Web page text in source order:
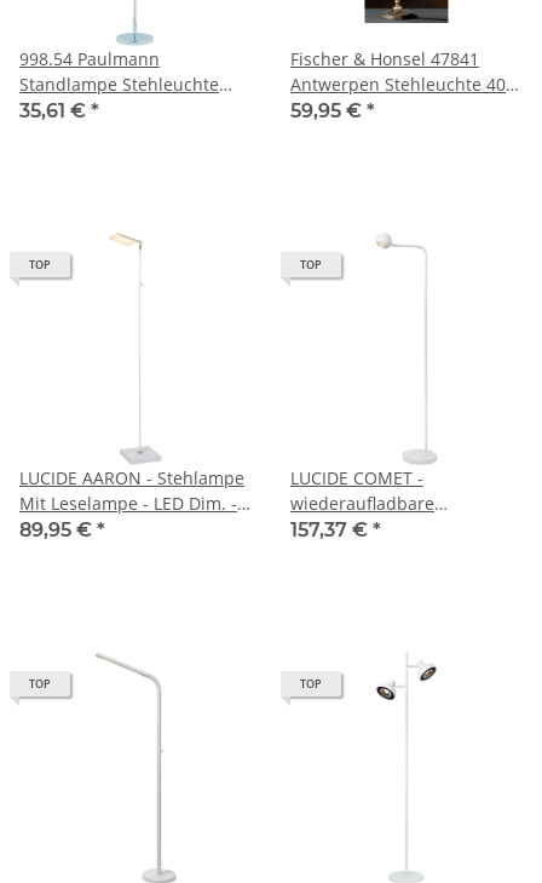
998.54 Paulmann
Standlampe Stehleuchte
Living Monza 1,6m 2x15W
35,61 € *
Fischer & Honsel 47841
Antwerpen Stehleuchte 40W
E27 Altmessing Alabaster
59,95 € *
TOP
LUCIDE AARON - Stehlampe
Mit Leselampe - LED Dim. -
CCT - 1x12W 2700K/4000K -
89,95 € *
TOP
LUCIDE COMET -
wiederaufladbare
Stehlampe - Akku/Batterie -
157,37 € *
TOP TOP